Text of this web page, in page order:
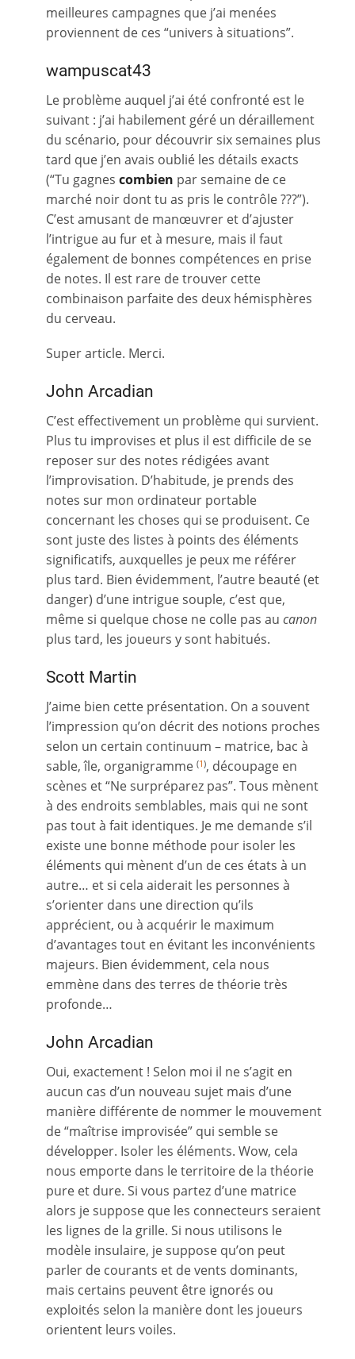
meilleures campagnes que j’ai menées
proviennent de ces “univers à situations”.
wampuscat43
Le problème auquel j’ai été confronté est le
suivant : j’ai habilement géré un déraillement
du scénario, pour découvrir six semaines plus
tard que j’en avais oublié les détails exacts
(“Tu gagnes combien par semaine de ce
marché noir dont tu as pris le contrôle ???”).
C’est amusant de manœuvrer et d’ajuster
l’intrigue au fur et à mesure, mais il faut
également de bonnes compétences en prise
de notes. Il est rare de trouver cette
combinaison parfaite des deux hémisphères
du cerveau.
Super article. Merci.
John Arcadian
C’est effectivement un problème qui survient.
Plus tu improvises et plus il est difficile de se
reposer sur des notes rédigées avant
l’improvisation. D’habitude, je prends des
notes sur mon ordinateur portable
concernant les choses qui se produisent. Ce
sont juste des listes à points des éléments
significatifs, auxquelles je peux me référer
plus tard. Bien évidemment, l’autre beauté (et
danger) d’une intrigue souple, c’est que,
même si quelque chose ne colle pas au canon
plus tard, les joueurs y sont habitués.
Scott Martin
J’aime bien cette présentation. On a souvent
l’impression qu’on décrit des notions proches
selon un certain continuum – matrice, bac à
sable, île, organigramme (1), découpage en
scènes et “Ne surpréparez pas”. Tous mènent
à des endroits semblables, mais qui ne sont
pas tout à fait identiques. Je me demande s’il
existe une bonne méthode pour isoler les
éléments qui mènent d’un de ces états à un
autre… et si cela aiderait les personnes à
s’orienter dans une direction qu’ils
apprécient, ou à acquérir le maximum
d’avantages tout en évitant les inconvénients
majeurs. Bien évidemment, cela nous
emmène dans des terres de théorie très
profonde…
John Arcadian
Oui, exactement ! Selon moi il ne s’agit en
aucun cas d’un nouveau sujet mais d’une
manière différente de nommer le mouvement
de “maîtrise improvisée” qui semble se
développer. Isoler les éléments. Wow, cela
nous emporte dans le territoire de la théorie
pure et dure. Si vous partez d’une matrice
alors je suppose que les connecteurs seraient
les lignes de la grille. Si nous utilisons le
modèle insulaire, je suppose qu’on peut
parler de courants et de vents dominants,
mais certains peuvent être ignorés ou
exploités selon la manière dont les joueurs
orientent leurs voiles.